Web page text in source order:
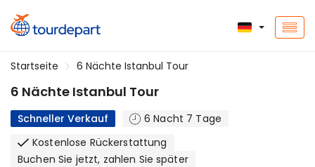
Startseite 6 Nächte Istanbul Tour
6 Nächte Istanbul Tour
Schneller Verkauf
6 Nacht 7 Tage
Kostenlose Rückerstattung
Buchen Sie jetzt, zahlen Sie später